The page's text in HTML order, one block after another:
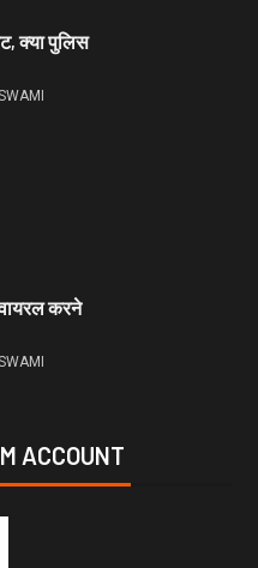
क्या पुलिस
करने
ACCOUNT